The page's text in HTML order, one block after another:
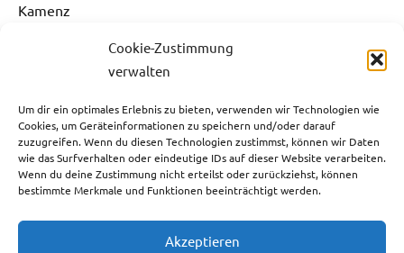
Cookie-Zustimmung
verwalten
Um dir ein optimales Erlebnis zu bieten, verwenden wir Technologien wie
Cookies, um Geräteinformationen zu speichern und/oder darauf
zuzugreifen. Wenn du diesen Technologien zustimmst, können wir Daten
wie das Surfverhalten oder eindeutige IDs auf dieser Website verarbeiten.
Wenn du deine Zustimmung nicht erteilst oder zurückziehst, können
bestimmte Merkmale und Funktionen beeinträchtigt werden.
Akzeptieren
Kamenz
Fon: 0151 / 5061 1482
Fax: 03578 / 3736 731
E-Mail:info@sg-kamenz.de
Bankverbindung:
Ostsächsische Sparkasse Dresden
IBAN: DE59 8505 0300 3110 0013 05